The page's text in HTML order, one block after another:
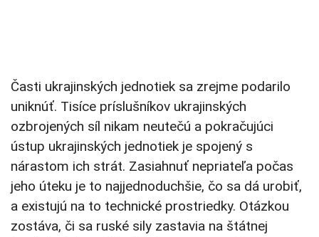
Časti ukrajinských jednotiek sa zrejme podarilo
uniknúť. Tisíce príslušníkov ukrajinských
ozbrojených síl nikam neutečú a pokračujúci
ústup ukrajinských jednotiek je spojený s
nárastom ich strát. Zasiahnuť nepriateľa počas
jeho úteku je to najjednoduchšie, čo sa dá urobiť,
a existujú na to technické prostriedky. Otázkou
zostáva, či sa ruské sily zastavia na štátnej